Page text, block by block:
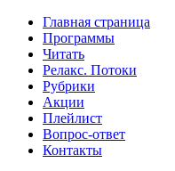
Главная страница
Программы
Читать
Релакс. Потоки
Рубрики
Акции
Плейлист
Вопрос-ответ
Контакты